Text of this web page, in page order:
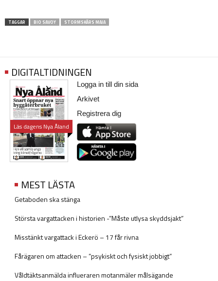
TAGGAR BIO SAVOY STORMSKÄRS MAJA
DIGITALTIDNINGEN
Läs dagens Nya Åland
Logga in till din sida
Arkivet
Registrera dig
MEST LÄSTA
Getaboden ska stänga
Största vargattacken i historien -”Måste utlysa skyddsjakt”
Misstänkt vargattack i Eckerö – 17 får rivna
Fårägaren om attacken – ”psykiskt och fysiskt jobbigt”
Våldtäktsanmälda influeraren motanmäler målsägande